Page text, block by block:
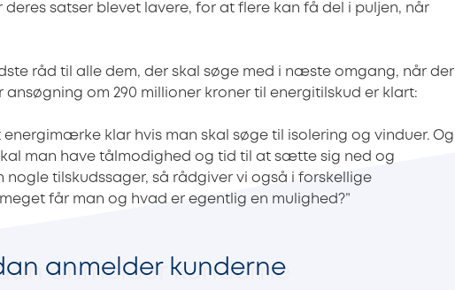
satser blevet lavere, for at flere kan få del i puljen, når
råd til alle dem, der skal søge med i næste omgang, når der
om 290 millioner kroner til energitilskud er klart:
energimærke klar hvis man skal søge til isolering og vinduer. Og
man have tålmodighed og tid til at sætte sig ned og
nogle tilskudssager, så rådgiver vi også i forskellige
får man og hvad er egentlig en mulighed?”
anmelder kunderne